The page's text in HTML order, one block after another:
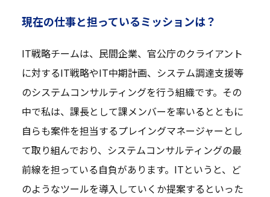
現在の仕事と担っているミッションは？
IT戦略チームは、民間企業、官公庁のクライアント
に対するIT戦略やIT中期計画、システム調達支援等
のシステムコンサルティングを行う組織です。その
中で私は、課長として課メンバーを率いるとともに
自らも案件を担当するプレイングマネージャーとし
て取り組んでおり、システムコンサルティングの最
前線を担っている自負があります。ITというと、ど
のようなツールを導入していくか提案するといった